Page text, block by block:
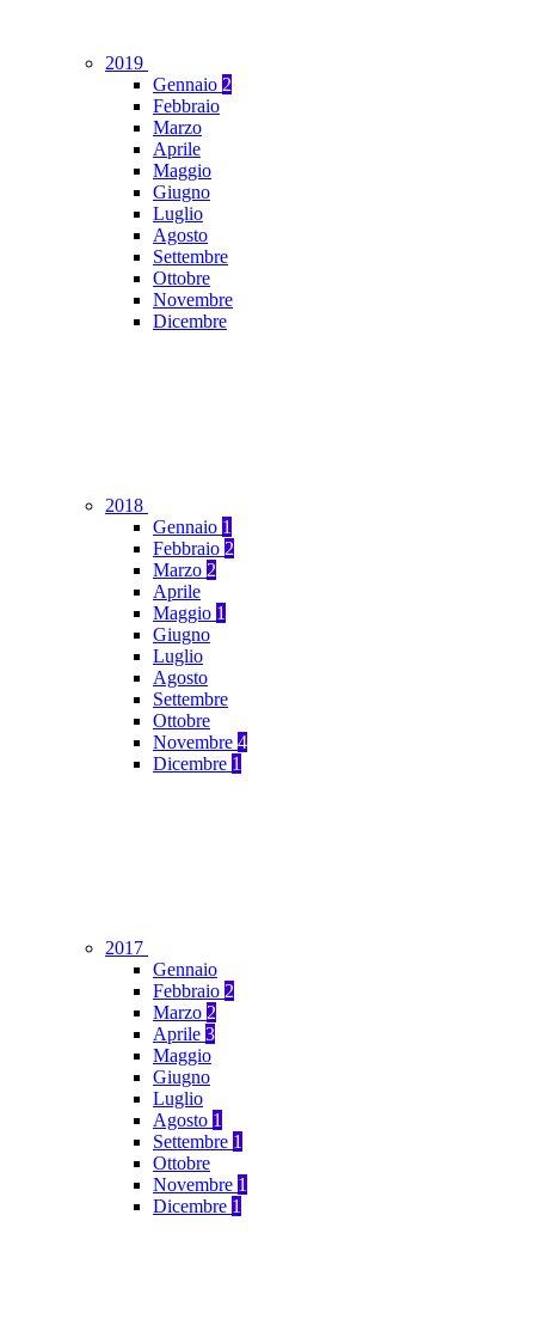
2019
Gennaio 2
Febbraio
Marzo
Aprile
Maggio
Giugno
Luglio
Agosto
Settembre
Ottobre
Novembre
Dicembre
2018
Gennaio 1
Febbraio 2
Marzo 2
Aprile
Maggio 1
Giugno
Luglio
Agosto
Settembre
Ottobre
Novembre 4
Dicembre 1
2017
Gennaio
Febbraio 2
Marzo 2
Aprile 3
Maggio
Giugno
Luglio
Agosto 1
Settembre 1
Ottobre
Novembre 1
Dicembre 1